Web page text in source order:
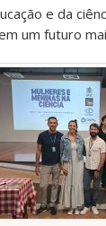
e da
um futuro